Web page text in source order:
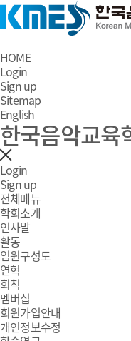
HOME
Login
Sign up
Sitemap
English
한국음악교육
Login
Sign up
전체메뉴
학회소개
인사말
활동
임원구성도
연혁
회칙
멤버십
회원가입안내
개인정보수정